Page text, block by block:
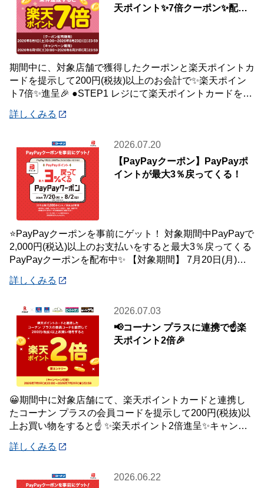
天ポイント✨7倍クーポン✨配布
期間中に、対象店舗で獲得したクーポンと楽天ポイントカ
ードを提示して200円(税抜)以上のお会計で✨楽天ポイン
ト7倍✨進呈🎉 ●STEP1 レジにて楽天ポイントカードを提
詳しくみる
2026.07.20
【PayPayクーポン】PayPayポ
イントが最大3％戻ってくる！
⭐PayPayクーポンを事前にゲット！ 対象期間中PayPayで
2,000円(税込)以上のお支払いをすると最大3％戻ってくる
PayPayクーポンを配布中✨ 【対象期間】 7月20日(月)～8
詳しくみる
2026.07.03
📢コーナン プラスに連携で☝️楽
天ポイント2倍🎉
😀期間中に対象店舗にて、楽天ポイントカードと連携し
たコーナン プラスの会員コードを提示して200円(税抜)以
上お買い物をすると☝️ ✨楽天ポイント2倍進呈✨キャンペ
詳しくみる
2026.06.22